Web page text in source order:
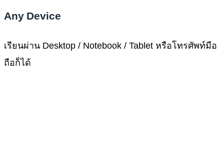
Any Device
เรียนผ่าน Desktop / Notebook / Tablet หรือโทรศัพท์มือ
ถือก็ได้